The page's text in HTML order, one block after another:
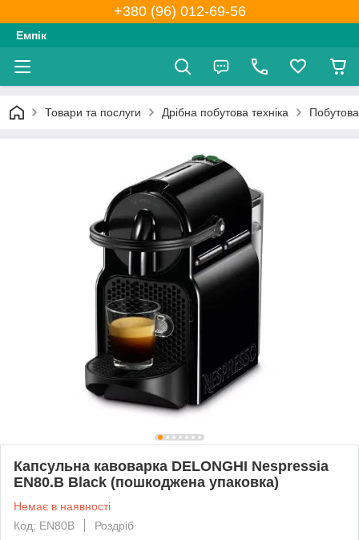
+380 (96) 012-69-56
Емпік
Товари та послуги Дрібна побутова техніка Побутова
Капсульна кавоварка DELONGHI Nespressia
EN80.B Black (пошкоджена упаковка)
Немає в наявності
Код: EN80B
Роздріб